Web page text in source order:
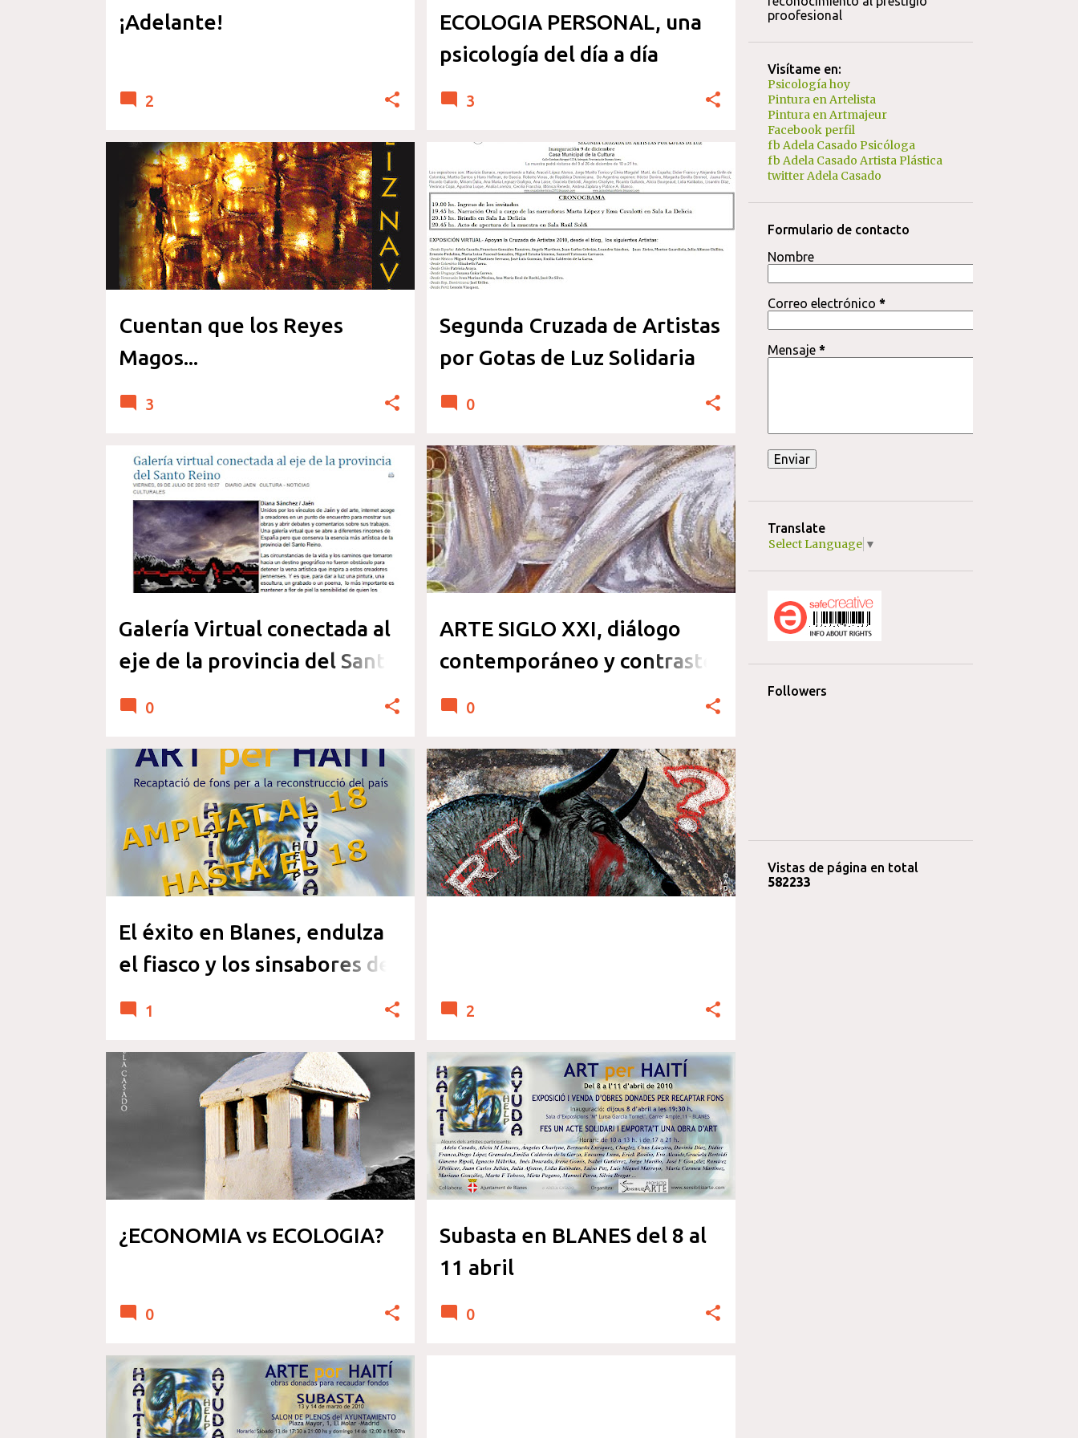
¡Adelante!
2
ECOLOGIA PERSONAL, una
psicología del día a día
3
Cuentan que los Reyes
Magos...
REFLEXION Y OPINION
3
Segunda Cruzada de Artistas
por Gotas de Luz Solidaria
DERECHOS HUMANOS
0
Galería Virtual conectada al
eje de la provincia del Santo
Reino (proyecto de Adela
BIOGRAFIA Y ENTREVISTAS
EVENTOS Y EXPOSICIONES JAEN ARTE
0
ARTE SIGLO XXI, diálogo
contemporáneo y contraste
conceptual.
EVENTOS Y EXPOSICIONES
0
El éxito en Blanes, endulza
el fiasco y los sinsabores de
El Molar
EVENTOS Y EXPOSICIONES SENSIBILIZARTE
1
DERECHOS ANIMALES FOTOGRAFIA
2
¿ECONOMIA vs ECOLOGIA?
REFLEXION Y OPINION
0
Subasta en BLANES del 8 al
11 abril
DERECHOS HUMANOS SENSIBILIZARTE
0
DERECHOS HUMANOS SENSIBILIZARTE VIDEOS
proofesional
Visítame en:
Psicología hoy
Pintura en Artelista
Pintura en Artmajeur
Facebook perfil
fb Adela Casado Psicóloga
fb Adela Casado Artista Plástica
twitter Adela Casado
Formulario de contacto
Nombre
Correo electrónico *
Mensaje *
Translate
Select Language ▼
Followers
Vistas de página en total
582233